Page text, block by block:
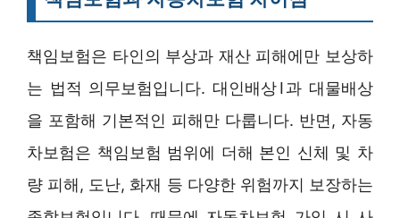
책임보험은 타인의 부상과 재산 피해에만 보상하
는 법적 의무보험입니다. 대인배상Ⅰ과 대물배상
을 포함해 기본적인 피해만 다룹니다. 반면, 자동
차보험은 책임보험 범위에 더해 본인 신체 및 차
량 피해, 도난, 화재 등 다양한 위험까지 보장하는